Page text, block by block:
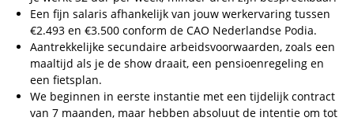
Een fijn salaris afhankelijk van jouw werkervaring tussen
€2.493 en €3.500 conform de CAO Nederlandse Podia.
Aantrekkelijke secundaire arbeidsvoorwaarden, zoals een
maaltijd als je de show draait, een pensioenregeling en
een fietsplan.
We beginnen in eerste instantie met een tijdelijk contract
van 7 maanden, maar hebben absoluut de intentie om tot